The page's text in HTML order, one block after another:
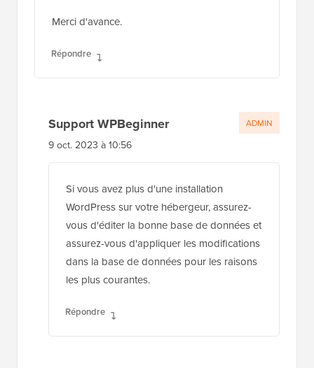
Merci d'avance.
Répondre
Support WPBeginner
9 oct. 2023 à 10:56
Si vous avez plus d'une installation
WordPress sur votre hébergeur, assurez-
vous d'éditer la bonne base de données et
assurez-vous d'appliquer les modifications
dans la base de données pour les raisons
les plus courantes.
Répondre
ADMIN